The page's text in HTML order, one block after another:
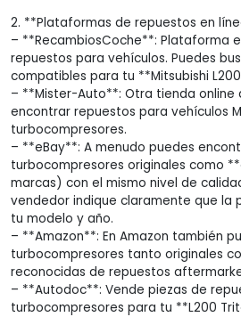
2. **Plataformas de repuestos en
– **RecambiosCoche**: Plataforma
repuestos para vehículos. Puedes
compatibles para tu **Mitsubishi
– **Mister-Auto**: Otra tienda online
encontrar repuestos para vehículos
turbocompresores.
– **eBay**: A menudo puedes
turbocompresores originales como
marcas) con el mismo nivel de
vendedor indique claramente que la
tu modelo y año.
– **Amazon**: En Amazon también
turbocompresores tanto originales
reconocidas de repuestos
– **Autodoc**: Vende piezas de
turbocompresores para tu **L200